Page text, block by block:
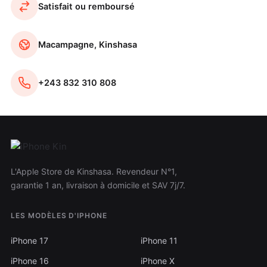
Satisfait ou remboursé
Macampagne, Kinshasa
+243 832 310 808
L'Apple Store de Kinshasa. Revendeur N°1,
garantie 1 an, livraison à domicile et SAV 7j/7.
LES MODÈLES D'IPHONE
iPhone 17
iPhone 16
iPhone 11
iPhone X